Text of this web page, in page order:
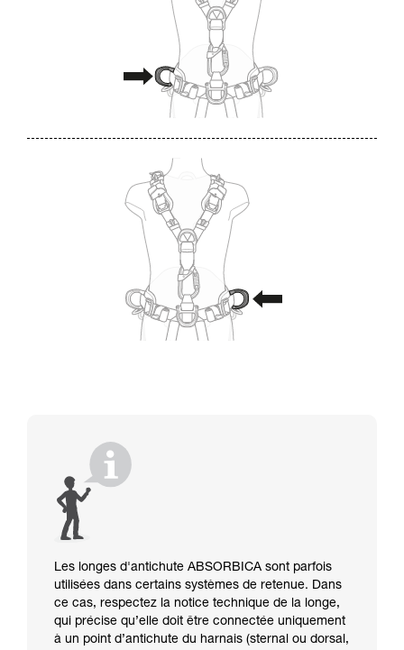
Les longes d'antichute ABSORBICA sont parfois
utilisées dans certains systèmes de retenue. Dans
ce cas, respectez la notice technique de la longe,
qui précise qu’elle doit être connectée uniquement
à un point d’antichute du harnais (sternal ou dorsal,